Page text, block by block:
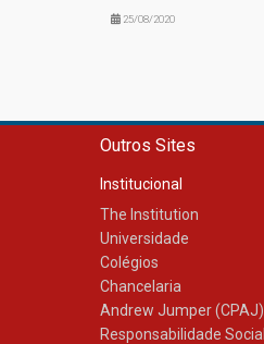
25/08/2020
Outros Sites
Institucional
The Institution
Universidade
Colégios
Chancelaria
Andrew Jumper (CPAJ)
Responsabilidade Social